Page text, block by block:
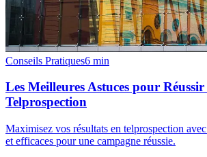
Conseils Pratiques6 min
Les Meilleures Astuces pour
Telprospection
Maximisez vos résultats en telprospection
et efficaces pour une campagne réussie.